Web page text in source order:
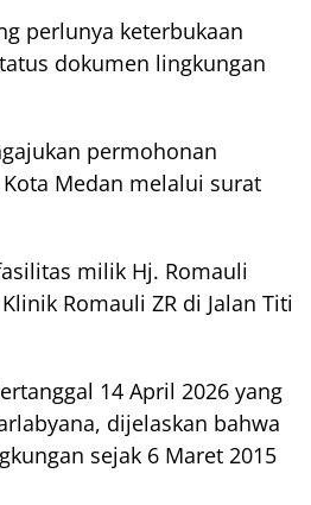
perlunya keterbukaan
dokumen lingkungan
permohonan
Medan melalui surat
milik Hj. Romauli
Romauli ZR di Jalan Titi
14 April 2026 yang
dijelaskan bahwa
sejak 6 Maret 2015